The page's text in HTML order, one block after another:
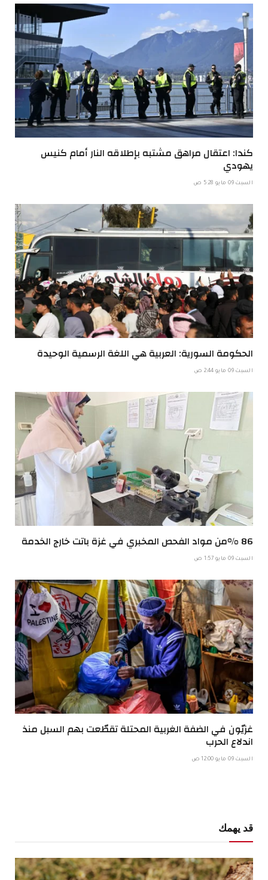
كندا: اعتقال مراهق مشتبه بإطلاقه النار أمام كنيس
يهودي
السبت 09 مايو 5:28 ص
الحكومة السورية: العربية هي اللغة الرسمية الوحيدة
السبت 09 مايو 2:44 ص
86 %من مواد الفحص المخبري في غزة باتت خارج الخدمة
السبت 09 مايو 1:57 ص
غزيّون في الضفة الغربية المحتلة تقطّعت بهم السبل منذ
اندلاع الحرب
السبت 09 مايو 12:00 ص
قد يهمك